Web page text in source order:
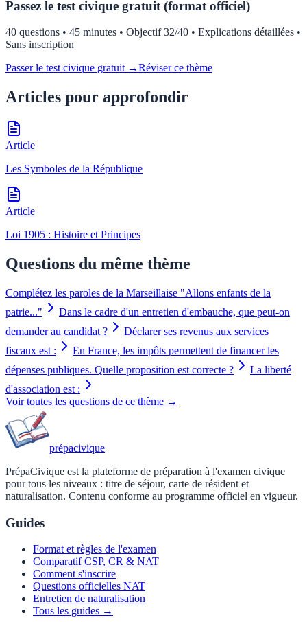
Passez le test civique gratuit (format officiel)
40 questions • 45 minutes • Objectif 32/40 • Explications détaillées •
Sans inscription
Passer le test civique gratuit →Réviser ce thème
Articles pour approfondir
Article
Les Symboles de la République
Article
Loi 1905 : Histoire et Principes
Questions du même thème
Complétez les paroles de la Marseillaise "Allons enfants de la
patrie..."
Dans le cadre d'un entretien d'embauche, que peut-on
demander au candidat ?
Déclarer ses revenus aux services
fiscaux est :
En France, les impôts permettent de financer les
dépenses publiques. Quelle proposition est correcte ?
La liberté
d'association est :
Voir toutes les questions de ce thème →
prépacivique
PrépaCivique est la plateforme de préparation à l'examen civique
pour tous les niveaux : titre de séjour, carte de résident et
naturalisation. Contenu conforme au programme officiel en vigueur.
Guides
Format et règles de l'examen
Comparatif CSP, CR & NAT
Comment s'inscrire
Questions officielles NAT
Entretien de naturalisation
Tous les guides →